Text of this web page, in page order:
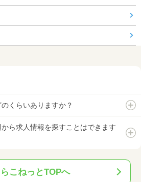
くらいありますか？
ら求人情報を探すことはできます
こねっとTOPへ